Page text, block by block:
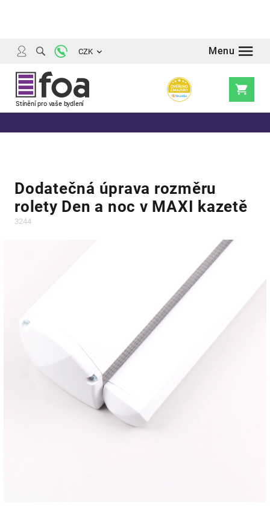
CZK
Nákupní
Dodatečná úprava rozměru
rolety Den a noc v MAXI kazetě
3244